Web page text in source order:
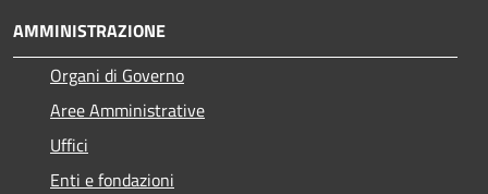
AMMINISTRAZIONE
Organi di Governo
Aree Amministrative
Uffici
Enti e fondazioni